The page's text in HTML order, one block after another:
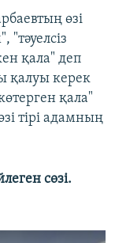
өзі
қала" деп
қалуы керек
қала"
тірі адамның
сөзі.